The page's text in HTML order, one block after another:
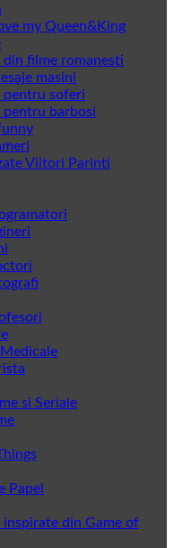
my Queen&King
din filme romanesti
masini
pentru soferi
pentru barbosi
Viitori Parinti
si Seriale
Papel
inspirate din Game of